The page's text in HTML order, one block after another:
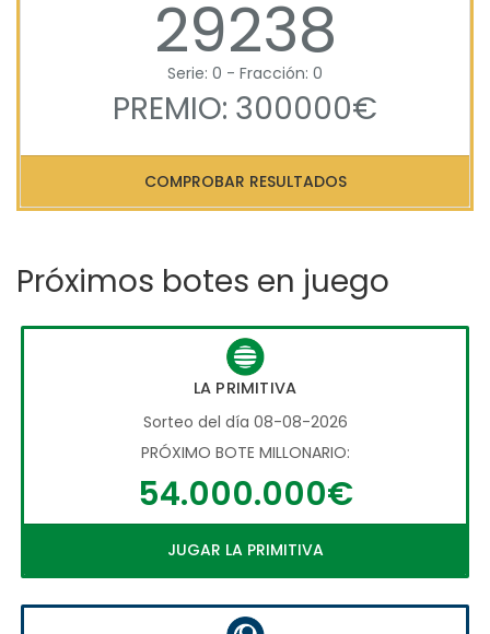
29238
Serie: 0 - Fracción: 0
PREMIO: 300000€
COMPROBAR RESULTADOS
Próximos botes en juego
LA PRIMITIVA
Sorteo del día 08-08-2026
PRÓXIMO BOTE MILLONARIO:
54.000.000€
JUGAR LA PRIMITIVA